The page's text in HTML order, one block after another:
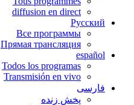
diffusion en direct
Русский
Все программы
Прямая трансляция
español
Todos los programas
Transmisión en vivo
فارسی
پخش زنده